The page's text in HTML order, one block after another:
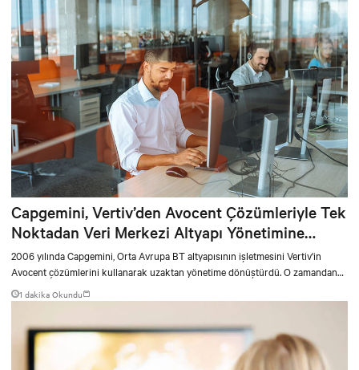
Capgemini, Vertiv’den Avocent Çözümleriyle Tek
Noktadan Veri Merkezi Altyapı Yönetimine
Güveniyor
2006 yılında Capgemini, Orta Avrupa BT altyapısının işletmesini Vertiv'in
Avocent çözümlerini kullanarak uzaktan yönetime dönüştürdü. O zamandan
beri, veri merkezi konumlarının sayısı ve veri merkezi planlamasının ve altyapı
yönetiminin karmaşıklığı arttı. BT servis sağlayıcısı, altyapı yönetimi için
Yönetimi (DCIM) için diğer Avocent çözümlerini kullanıyor.
1 dakika Okundu